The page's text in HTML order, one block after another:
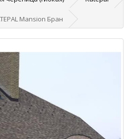
Mansion Бран